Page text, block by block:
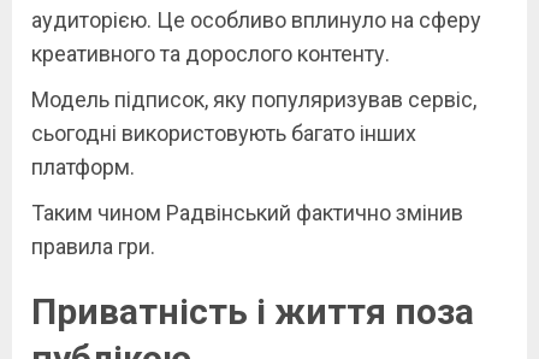
аудиторією. Це особливо вплинуло на сферу
креативного та дорослого контенту.
Модель підписок, яку популяризував сервіс,
сьогодні використовують багато інших
платформ.
Таким чином Радвінський фактично змінив
правила гри.
Приватність і життя поза